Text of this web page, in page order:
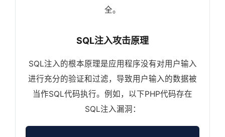
全。
SQL注入攻击原理
SQL注入的根本原理是应用程序没有对用户输入
进行充分的验证和过滤，导致用户输入的数据被
当作SQL代码执行。例如，以下PHP代码存在
SQL注入漏洞：